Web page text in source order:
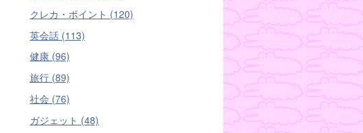
クレカ・ポイント (120)
英会話 (113)
健康 (96)
旅行 (89)
社会 (76)
ガジェット (48)